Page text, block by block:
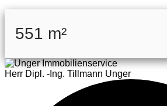
551 m²
Herr Dipl. -Ing. Tillmann Unger